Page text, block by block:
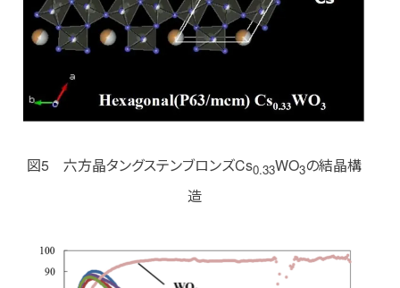
図5 六方晶タングステンブロンズCs0.33WO3の結晶構
造